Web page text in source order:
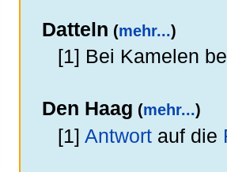
Datteln (mehr...)
[1] Bei Kamelen
Den Haag (mehr...)
[1]Antwort auf die